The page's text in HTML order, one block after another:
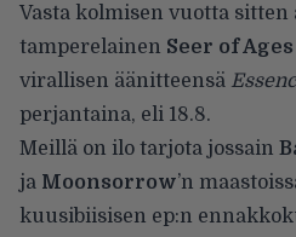
Vasta kolmisen vuotta sitten
tamperelainen Seer of Ages
virallisen äänitteensä
perjantaina, eli 18.8.
Meillä on ilo tarjota jossain
ja Moonsorrow’n
kuusibiisisen ep:n